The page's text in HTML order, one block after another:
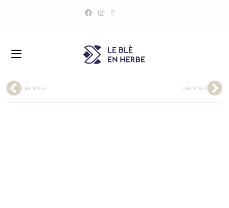
CHEMISE5 CHEMISE7